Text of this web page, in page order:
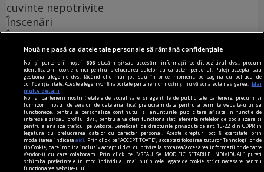
cuvinte nepotrivite
Înscenări
În lipsa exemplelor, utilizatorul obișnuit al
dicționarului nu poate fi sigur de excluderea unei
construcții.
Rodica ZAFIU
Nouă ne pasă ca datele tale personale să rămână confidențiale
Noi și partenerii noștri606 stocăm și/sau accesăm informații pe dispozitivul dvs., precum
identificatorii cookie unici pentru prelucrarea datelor cu caracter personal. Puteți accepta sau
gestiona alegerile dvs. făcând clic mai jos sau în orice moment, pe pagina cu politica de
confidențialitate. Aceste alegeri vor fi raportate partenerilor noștri și nu vă vor afecta navigarea.
Mai
multe detalii
Noi si partenerii nostri (retelele de socializare si agentiile de publicitate partenere, precum si
furnizorii nostri de servicii de date analitice) prelucram date pentru a permite website-ului sa
functioneze, pentru a personaliza continutul si anunturile publicitare afisate in functie de
interesele si/sau profilul dvs., pentru a va oferi functionalitati aferente retelelor de socializare si
pentru a analiza traficul pe website. Beneficiati de drepturile prevazute de art. 15-22 din GDPR in
legatura cu prelucrarea datelor cu caracter personal. Aceste drepturi pot fi exercitate prin
modalitatea indicataaici
. Prin click pe “ACCEPT TOATE”, acceptati folosirea tuturor Tehnologiilor de
tip Cookie, care implica inclusiv acceptul dvs. cu privire la stocarea/accesarea informatiilor de catre
Vendor-ii cu care colaboram. Prin click pe “VREAU SA MODIFIC SETARILE INDIVIDUAL” puteti
schimba preferintele in mod individual, mai putin cele legate de cookie strict necesare pentru
functionarea website-ului.